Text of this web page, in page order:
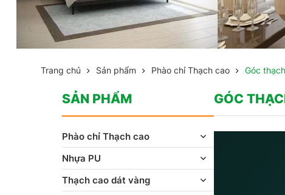
Trang chủ Sản phẩm Phào chỉ Thạch cao Góc
GÓC
SẢN PHẨM
Phào chỉ Thạch cao
Nhựa PU
Thạch cao dát vàng